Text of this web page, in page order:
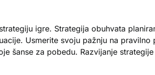
igre. Strategija obuhvata
Usmerite svoju pažnju na
šanse za pobedu. Razvijanje